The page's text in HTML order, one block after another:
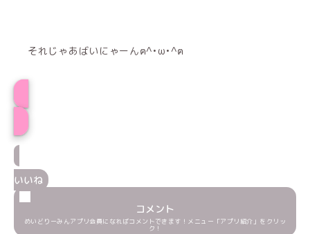
それじゃあばいにゃーんฅ^•ω•^ฅ
いいね
コメント
めいどりーみんアプリ会員になればコメントできます！メニュー「アプリ紹介」をクリッ
ク！